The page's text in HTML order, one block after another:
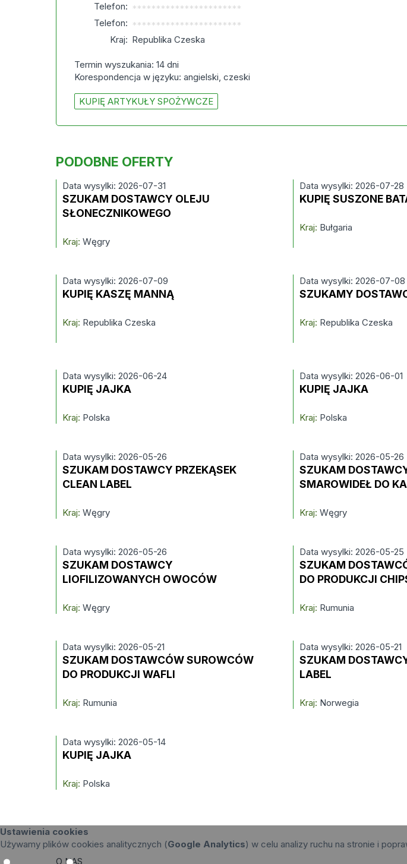
Telefon: ***********************
Telefon: ***********************
Kraj: Republika Czeska
Termin wyszukania: 14 dni
Korespondencja w języku: angielski, czeski
KUPIĘ ARTYKUŁY SPOŻYWCZE
PODOBNE OFERTY
Data wysylki: 2026-07-31
SZUKAM DOSTAWCY OLEJU
SŁONECZNIKOWEGO
Kraj: Węgry
Data wysylki: 2026-07-28
KUPIĘ SUSZONE
Kraj: Bułgaria
Data wysylki: 2026-07-09
KUPIĘ KASZĘ MANNĄ
Kraj: Republika Czeska
Data wysylki: 2026-07-08
SZUKAMY
Kraj: Republika Czeska
Data wysylki: 2026-06-24
KUPIĘ JAJKA
Kraj: Polska
Data wysylki: 2026-06-01
KUPIĘ JAJKA
Kraj: Polska
Data wysylki: 2026-05-26
SZUKAM DOSTAWCY PRZEKĄSEK
CLEAN LABEL
Kraj: Węgry
Data wysylki: 2026-05-26
SZUKAM
SMAROWIDEŁ DO
Kraj: Węgry
Data wysylki: 2026-05-26
SZUKAM DOSTAWCY
LIOFILIZOWANYCH OWOCÓW
Kraj: Węgry
Data wysylki: 2026-05-25
SZUKAM
DO PRODUKCJI
Kraj: Rumunia
Data wysylki: 2026-05-21
SZUKAM DOSTAWCÓW SUROWCÓW
DO PRODUKCJI WAFLI
Kraj: Rumunia
Data wysylki: 2026-05-21
SZUKAM
LABEL
Kraj: Norwegia
Data wysylki: 2026-05-14
KUPIĘ JAJKA
Kraj: Polska
Ustawienia cookies
Używamy plików cookies analitycznych (Google Analytics) w celu analizy ruchu na stronie i
O NAS